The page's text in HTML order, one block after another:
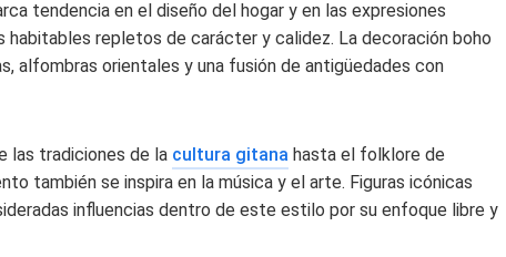
tendencia en el diseño del hogar y en las expresiones
repletos de carácter y calidez. La decoración boho
alfombras orientales y una fusión de antigüedades con
las tradiciones de la cultura gitana hasta el folklore de
también se inspira en la música y el arte. Figuras icónicas
influencias dentro de este estilo por su enfoque libre y